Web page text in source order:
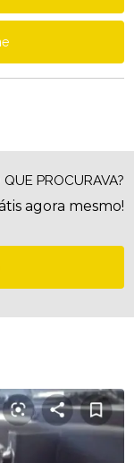
PROCURAVA?
agora mesmo!